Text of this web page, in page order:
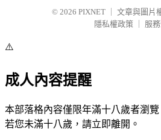
© 2026 PIXNET
文章與圖片
隱私權政策
服
⚠️
成人內容提醒
本部落格內容僅限年滿十八歲者瀏覽
若您未滿十八歲，請立即離開。